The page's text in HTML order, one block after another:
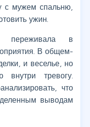
с мужем спальню,
ужин.
переживала в
В общем-
и веселье, но
внутри тревогу.
что
выводам